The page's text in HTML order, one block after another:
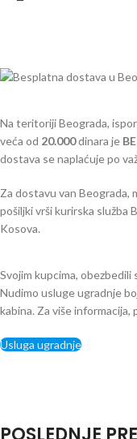
Na teritoriji Beograda,
veća od 20.000dinara je
dostava se naplaćuje po
Za dostavu van Beograda,
pošiljki vrši kurirska služba
Kosova.
Svojim kupcima,
Nudimo usluge ugradnje
kabina. Za više
Usluga ugradnje